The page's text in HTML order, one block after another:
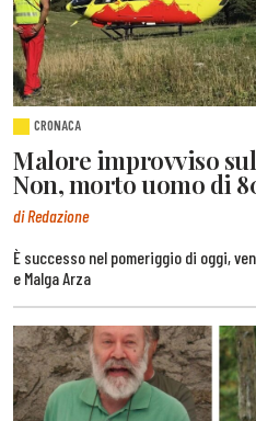
CRONACA
Malore improvviso
Non, morto uomo di
di Redazione
È successo nel pomeriggio di oggi,
e Malga Arza